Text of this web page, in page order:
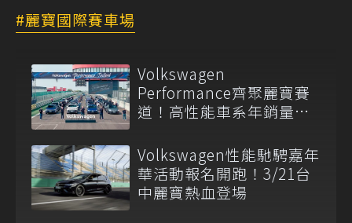
麗寶國際賽車場
Volkswagen
Performance齊聚麗寶賽
道！高性能車系年銷量占
Volkswagen性能馳騁嘉年
華活動報名開跑！3/21台
中麗寶熱血登場